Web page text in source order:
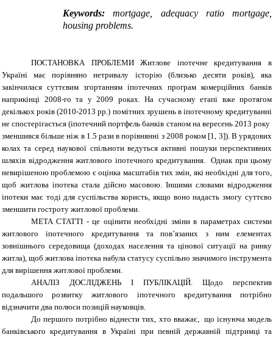
Keywords:mortgage, adequacy ratio mortgage,
housing problems.
ПОСТАНОВКА ПРОБЛЕМИ
Житлове іпотечне кредитування в
Україні має порівняно нетривалу історію (близько десяти років), яка
закінчилася суттєвим згортанням іпотечних програм комерційних банків
наприкінці 2008-го та у 2009 роках. На сучасному етапі вже протягом
декількох років (2010-2013 рр.) помітних зрушень в іпотечному кредитуванні
не спостерігається (іпотечний портфель банків станом на вересень 2013 року
зменшився більше ніж в 1.5 рази в порівнянні з 2008 роком [1, 3]). В урядових
колах та серед наукової спільноти ведуться активні пошуки перспективних
шляхів відродження житлового іпотечного кредитування. Однак при цьому
невирішеною проблемою є оцінка масштабів тих змін, які необхідні для того,
щоб житлова іпотека стала дійсно масовою. Іншими словами відродження
іпотеки має тоді для суспільства користь, якщо воно надасть змогу суттєво
зменшити гостроту житлової проблеми.
МЕТА СТАТТІ - це оцінити необхідні зміни в параметрах системи
житлового іпотечного кредитування та пов’язаних з ним елементах
зовнішнього середовища (доходах населення та цінової ситуації на ринку
житла), щоб житлова іпотека набула статусу суспільно значимого інструмента
для вирішення житлової проблеми.
АНАЛІЗ ДОСЛІДЖЕНЬ І ПУБЛІКАЦІЙ. Щодо перспектив
подальшого розвитку житлового іпотечного кредитування потрібно
відзначити два полюси позицій науковців.
До першого потрібно віднести тих, хто вважає, що існуюча модель
банківського кредитування в Україні при певній державній підтримці та